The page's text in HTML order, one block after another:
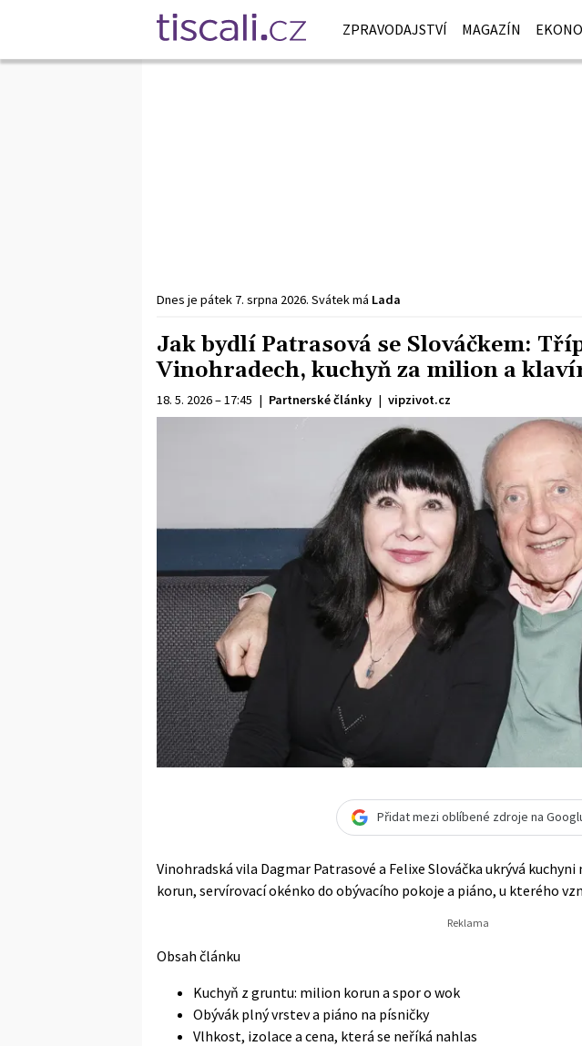
ZPRAVODAJSTVÍ MAGAZÍN
Dnes je pátek 7. srpna 2026. Svátek má Lada
Jak bydlí Patrasová se Slováčkem:
Vinohradech, kuchyň za milion a
18. 5. 2026 – 17:45 | Partnerské články | vipzivot.cz
Přidat mezi oblíbené zdroje na
Vinohradská vila Dagmar Patrasové a Felixe Slováčka ukrývá
korun, servírovací okénko do obývacího pokoje a piáno, u kterého
Obsah článku
Kuchyň z gruntu: milion korun a spor o wok
Obývák plný vrstev a piáno na písničky
Vlhkost, izolace a cena, která se neříká nahlas